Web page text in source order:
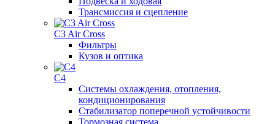
Трансмиссия и сцепление
C3 Air Cross
Фильтры
Кузов и оптика
C4
Системы охлаждения, отопления,
кондиционирования
Стабилизатор поперечной устойчивости
Тормозная система